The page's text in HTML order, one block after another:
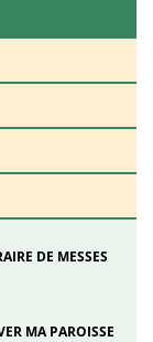
DE MESSES
MA PAROISSE